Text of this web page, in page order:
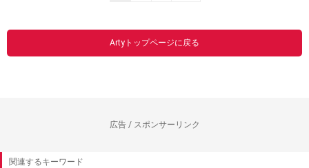
Artyトップページに戻る
広告 / スポンサーリンク
関連するキーワード